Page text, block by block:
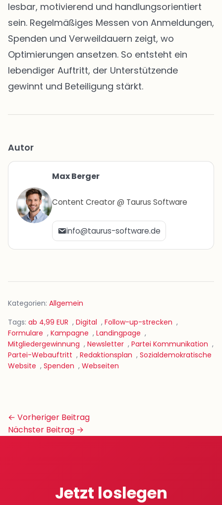
lesbar, motivierend und handlungsorientiert
sein. Regelmäßiges Messen von Anmeldungen,
Spenden und Verweildauern zeigt, wo
Optimierungen ansetzen. So entsteht ein
lebendiger Auftritt, der Unterstützende
gewinnt und Beteiligung stärkt.
Autor
Max Berger
Content Creator @ Taurus Software
info@taurus-software.de
Kategorien: Allgemein
Tags: ab 4,99 EUR , Digital , Follow-up-strecken ,
Formulare , Kampagne , Landingpage ,
Mitgliedergewinnung , Newsletter , Partei Kommunikation ,
Partei-Webauftritt , Redaktionsplan , Sozialdemokratische
Website , Spenden , Webseiten
Beitrags-
Navigation
← Vorheriger Beitrag
Nächster Beitrag →
Jetzt loslegen